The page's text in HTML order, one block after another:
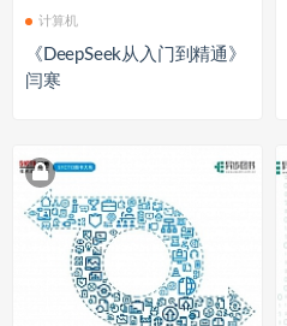
计算机
《DeepSeek从入门到精通》
闫寒